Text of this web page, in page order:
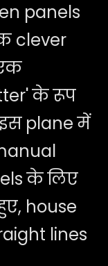
panels
clever
के रूप
इस plane में
के लिए
house
lines